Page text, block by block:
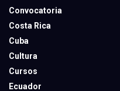
Convocatoria
Costa Rica
Cuba
Cultura
Cursos
Ecuador